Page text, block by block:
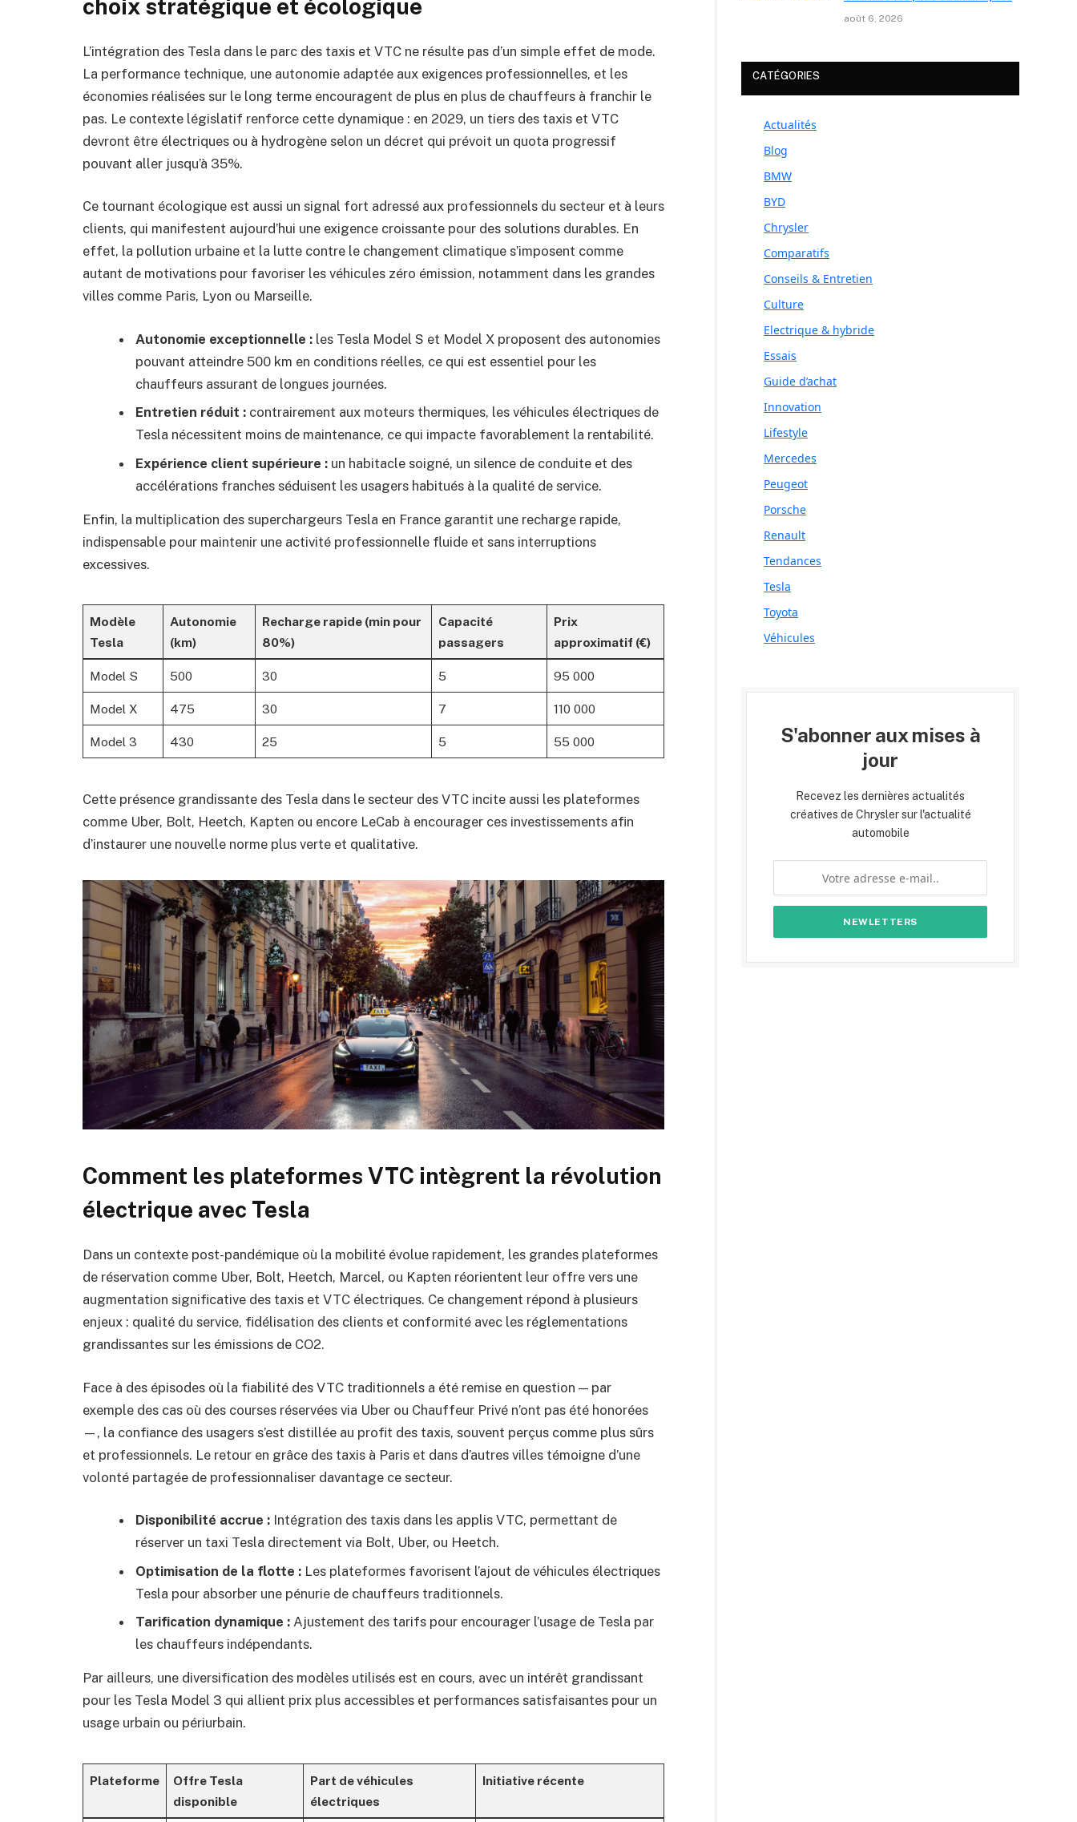
choix stratégique et écologique
L’intégration des Tesla dans le parc des taxis et VTC ne résulte pas d’un simple effet de mode.
La performance technique, une autonomie adaptée aux exigences professionnelles, et les
économies réalisées sur le long terme encouragent de plus en plus de chauffeurs à franchir le
pas. Le contexte législatif renforce cette dynamique : en 2029, un tiers des taxis et VTC
devront être électriques ou à hydrogène selon un décret qui prévoit un quota progressif
pouvant aller jusqu’à 35%.
Ce tournant écologique est aussi un signal fort adressé aux professionnels du secteur et à leurs
clients, qui manifestent aujourd’hui une exigence croissante pour des solutions durables. En
effet, la pollution urbaine et la lutte contre le changement climatique s’imposent comme
autant de motivations pour favoriser les véhicules zéro émission, notamment dans les grandes
villes comme Paris, Lyon ou Marseille.
Autonomie exceptionnelle : les Tesla Model S et Model X proposent des autonomies
pouvant atteindre 500 km en conditions réelles, ce qui est essentiel pour les
chauffeurs assurant de longues journées.
Entretien réduit : contrairement aux moteurs thermiques, les véhicules électriques de
Tesla nécessitent moins de maintenance, ce qui impacte favorablement la rentabilité.
Expérience client supérieure : un habitacle soigné, un silence de conduite et des
accélérations franches séduisent les usagers habitués à la qualité de service.
Enfin, la multiplication des superchargeurs Tesla en France garantit une recharge rapide,
indispensable pour maintenir une activité professionnelle fluide et sans interruptions
excessives.
Modèle
Tesla
Autonomie
(km)
Recharge rapide (min pour
80%)
Capacité
passagers
Prix
approximatif (€)
Model S 500 30 5 95 000
Model X 475 30 7 110 000
Model 3 430 25 5 55 000
Cette présence grandissante des Tesla dans le secteur des VTC incite aussi les plateformes
comme Uber, Bolt, Heetch, Kapten ou encore LeCab à encourager ces investissements afin
d’instaurer une nouvelle norme plus verte et qualitative.
Comment les plateformes VTC intègrent la révolution
électrique avec Tesla
Dans un contexte post-pandémique où la mobilité évolue rapidement, les grandes plateformes
de réservation comme Uber, Bolt, Heetch, Marcel, ou Kapten réorientent leur offre vers une
augmentation significative des taxis et VTC électriques. Ce changement répond à plusieurs
enjeux : qualité du service, fidélisation des clients et conformité avec les réglementations
grandissantes sur les émissions de CO2.
Face à des épisodes où la fiabilité des VTC traditionnels a été remise en question — par
exemple des cas où des courses réservées via Uber ou Chauffeur Privé n’ont pas été honorées
—, la confiance des usagers s’est distillée au profit des taxis, souvent perçus comme plus sûrs
et professionnels. Le retour en grâce des taxis à Paris et dans d’autres villes témoigne d’une
volonté partagée de professionnaliser davantage ce secteur.
Disponibilité accrue : Intégration des taxis dans les applis VTC, permettant de
réserver un taxi Tesla directement via Bolt, Uber, ou Heetch.
Optimisation de la flotte : Les plateformes favorisent l’ajout de véhicules électriques
Tesla pour absorber une pénurie de chauffeurs traditionnels.
Tarification dynamique : Ajustement des tarifs pour encourager l’usage de Tesla par
les chauffeurs indépendants.
Par ailleurs, une diversification des modèles utilisés est en cours, avec un intérêt grandissant
pour les Tesla Model 3 qui allient prix plus accessibles et performances satisfaisantes pour un
usage urbain ou périurbain.
Plateforme
Offre Tesla
disponible
Part de véhicules
électriques
Initiative récente
août 6, 2026
CATÉGORIES
Actualités
Blog
BMW
BYD
Chrysler
Comparatifs
Conseils & Entretien
Culture
Electrique & hybride
Essais
Guide d’achat
Innovation
Lifestyle
Mercedes
Peugeot
Porsche
Renault
Tendances
Tesla
Toyota
Véhicules
S'abonner aux mises à
jour
Recevez les dernières actualités
créatives de Chrysler sur l'actualité
automobile